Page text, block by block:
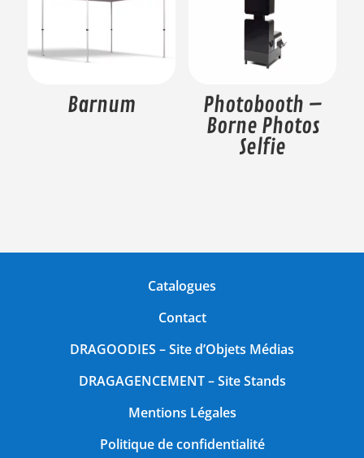
Barnum Photobooth –
Borne Photos
Selfie
Catalogues
Contact
DRAGOODIES – Site d’Objets Médias
DRAGAGENCEMENT– Site Stands
Mentions Légales
Politique de confidentialité